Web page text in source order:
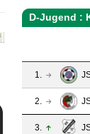
D-Jugend :
1.
2.
3.